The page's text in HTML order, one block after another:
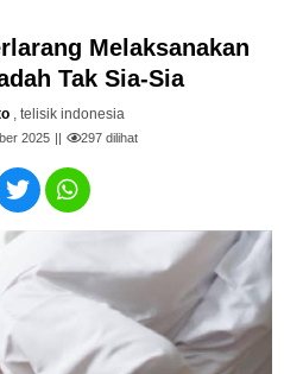
Melaksanakan
Tak Sia-Sia
, telisik indonesia
2025 297 dilihat